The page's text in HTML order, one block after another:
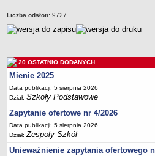
Dane podstawowe
Majątek
Godziny dyżurów
Ogłoszenie
Zarządzenia
Kontrole
Rejestry, ewidencje, archiwa
Sprawozdania
Liczba odsłon: 9727
20 OSTATNIO DODANYCH
Mienie 2025
Data publikacji: 5 sierpnia 2026
Dział:Szkoły Podstawowe
Zapytanie ofertowe nr 4/2026
Data publikacji: 5 sierpnia 2026
Dział:Zespoły Szkół
Unieważnienie zapytania ofertowego